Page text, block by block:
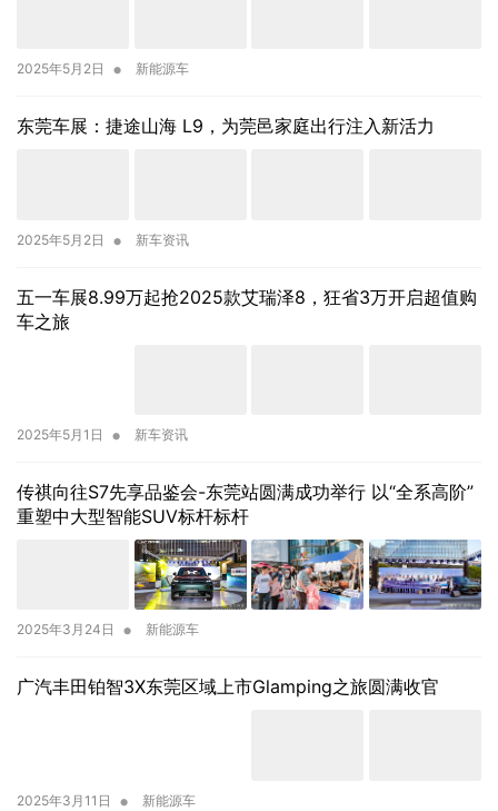
2025年5月2日 • 新能源车
东莞车展：捷途山海 L9，为莞邑家庭出行注入新活力
2025年5月2日 • 新车资讯
五一车展8.99万起抢2025款艾瑞泽8，狂省3万开启超值购
车之旅
2025年5月1日 • 新车资讯
传祺向往S7先享品鉴会-东莞站圆满成功举行 以“全系高阶”
重塑中大型智能SUV标杆标杆
2025年3月24日 • 新能源车
广汽丰田铂智3X东莞区域上市Glamping之旅圆满收官
2025年3月11日 • 新能源车